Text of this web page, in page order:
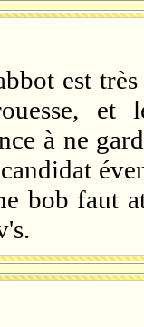
est
et
à ne
bob faut